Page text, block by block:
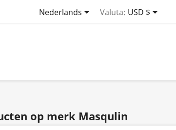
Nederlands Valuta: USD $
op merk Masqulin